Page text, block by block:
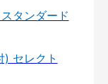
タンダード
) セレクト